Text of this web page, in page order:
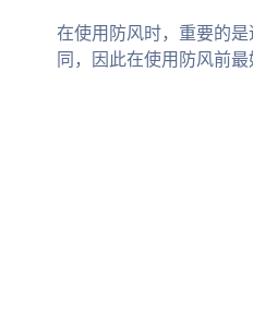
在使用防风时，重要的
同，因此在使用防风前